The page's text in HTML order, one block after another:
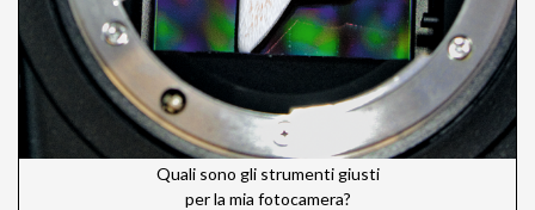
Quali sono gli strumenti giusti
per la mia fotocamera?